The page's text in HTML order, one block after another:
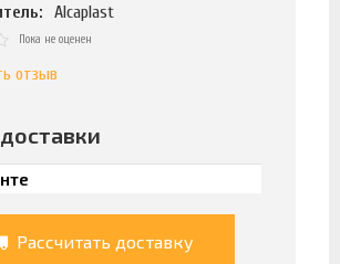
Alcaplast
Пока не оценен
отзыв
Рассчитать доставку